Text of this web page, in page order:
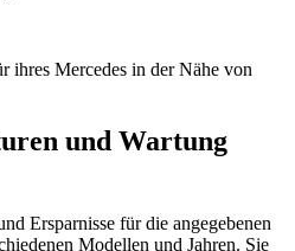
ihres Mercedes in der Nähe von
und Wartung
Ersparnisse für die angegebenen
Modellen und Jahren. Sie